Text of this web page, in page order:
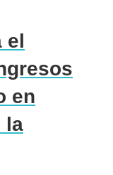
el
en
la